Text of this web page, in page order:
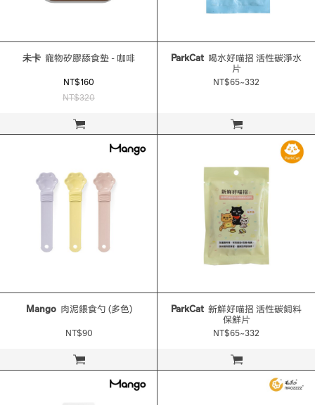
立即購買
未卡 寵物矽膠舔食墊 - 咖啡
NT$160
NT$320
立即購買
ParkCat喝水好喵招 活性碳淨水
片
NT$65~332
立即購買
Mango 肉泥餵食勺 (多色)
NT$90
立即購買
ParkCat新鮮好喵招 活性碳飼料
保鮮片
NT$65~332